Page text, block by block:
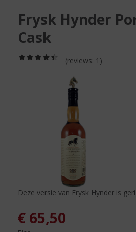
Frysk Hynder
Cask
/
(reviews: 1)
Deze versie van Frysk Hynder is
€ 65,50